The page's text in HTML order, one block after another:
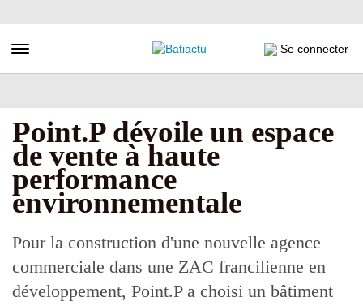
au
principal
Toggle navigation Se connecter
Point.P dévoile un espace
de vente à haute
performance
environnementale
Pour la construction d'une nouvelle agence
commerciale dans une ZAC francilienne en
développement, Point.P a choisi un bâtiment